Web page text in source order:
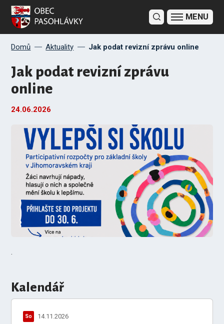
Domů Aktuality Jak podat revizní zprávu online
Jak podat revizní zprávu
online
24.06.2026
.
Kalendář
So 14.11.2026